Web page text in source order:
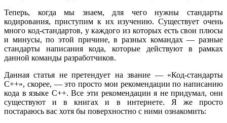
Теперь, когда мы знаем, для чего нужны стандарты
кодирования, приступим к их изучению. Существует очень
много код-стандартов, у каждого из которых есть свои плюсы
и минусы, по этой причине, в разных командах — разные
стандарты написания кода, которые действуют в рамках
данной команды разработчиков.
Данная статья не претендует на звание — «Код-стандарты
С++», скорее, — это просто мои рекомендации по написанию
кода в языке С++. Все эти рекомендации я не придумал, они
существуют и в книгах и в интернете. Я же просто
постараюсь вас хотя бы поверхностно с ними ознакомить: